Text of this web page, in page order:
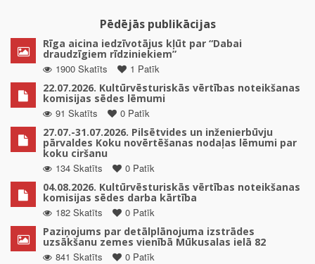
Pēdējās publikācijas
Rīga aicina iedzīvotājus kļūt par “Dabai
draudzīgiem rīdziniekiem”
1900 Skatīts
1 Patīk
22.07.2026. Kultūrvēsturiskās vērtības noteikšanas
komisijas sēdes lēmumi
91 Skatīts
0 Patīk
27.07.-31.07.2026. Pilsētvides un inženierbūvju
pārvaldes Koku novērtēšanas nodaļas lēmumi par
koku ciršanu
134 Skatīts
0 Patīk
04.08.2026. Kultūrvēsturiskās vērtības noteikšanas
komisijas sēdes darba kārtība
182 Skatīts
0 Patīk
Paziņojums par detālplānojuma izstrādes
uzsākšanu zemes vienībā Mūkusalas ielā 82
841 Skatīts
0 Patīk